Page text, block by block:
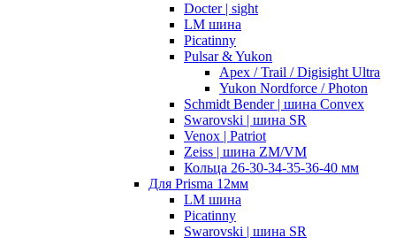
Docter | sight
LM шина
Picatinny
Pulsar & Yukon
Apex / Trail / Digisight Ultra
Yukon Nordforce / Photon
Schmidt Bender | шина Convex
Swarovski | шина SR
Venox | Patriot
Zeiss | шина ZM/VM
Кольца 26-30-34-35-36-40 мм
Для Prisma 12мм
LM шина
Picatinny
Swarovski | шина SR